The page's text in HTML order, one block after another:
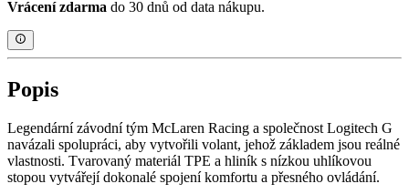
Vrácení zdarma do 30 dnů od data nákupu.
Popis
Legendární závodní tým McLaren Racing a společnost Logitech G
navázali spolupráci, aby vytvořili volant, jehož základem jsou reálné
vlastnosti. Tvarovaný materiál TPE a hliník s nízkou uhlíkovou
stopou vytvářejí dokonalé spojení komfortu a přesného ovládání.